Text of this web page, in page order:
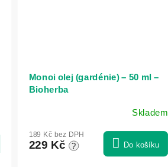
Monoi olej (gardénie) – 50 ml –
Bioherba
Skladem
189 Kč bez DPH
229 Kč ? Do košíku